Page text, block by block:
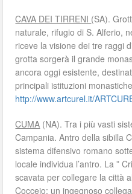
CAVA DEI TIRRENI (SA).
naturale, rifugio di S. Alferio,
riceve la visione dei tre raggi
grotta sorgerà il grande
ancora oggi esistente,
principali istituzioni
http://www.artcurel.it/
CUMA (NA). Tra i più vasti
Campania. Antro della sibilla
sistema difensivo romano
locale individua l’antro. La ”
scavata per collegare la città
Cocceio: un ingegnoso